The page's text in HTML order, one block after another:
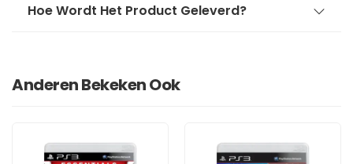
Hoe Wordt Het Product Geleverd?
Anderen Bekeken Ook